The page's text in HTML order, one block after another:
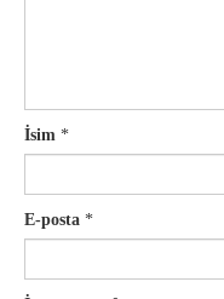
İsim *
E-posta *